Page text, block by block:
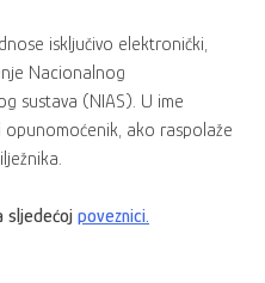
isključivo elektronički,
Nacionalnog
sustava (NIAS). U ime
ako raspolaže
sljedećoj poveznici.